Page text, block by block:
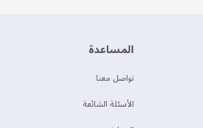
‫المساعدة‬
تواصل معنا
الأسئلة الشائعة